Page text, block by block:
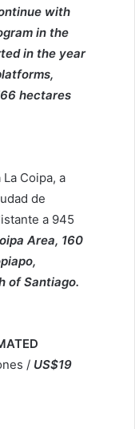
with
in the
in the year
hectares
La Coipa, a
de
a 945
Area, 160
of Santiago.
/ US$19